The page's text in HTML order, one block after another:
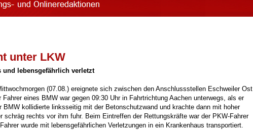
unter LKW
und lebensgefährlich verletzt
(07.08.) ereignete sich zwischen den Anschlussstellen Eschweiler Ost
eines BMW war gegen 09:30 Uhr in Fahrtrichtung Aachen unterwegs, als er
kollidierte linksseitig mit der Betonschutzwand und krachte dann mit hoher
rechts vor ihm fuhr. Beim Eintreffen der Rettungskräfte war der PKW-Fahrer
wurde mit lebensgefährlichen Verletzungen in ein Krankenhaus transportiert.